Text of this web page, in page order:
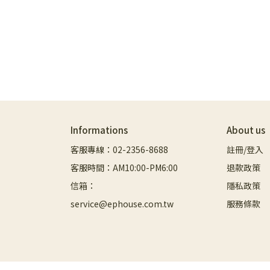
Informations
客服專線：02-2356-8688
客服時間：AM10:00-PM6:00
信箱：
service@ephouse.com.tw
About us
註冊/登入
退款政策
隱私政策
服務條款